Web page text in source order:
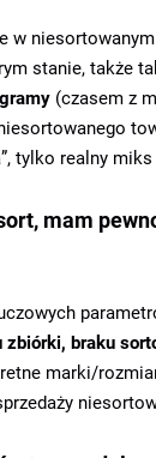
w
stanie, także
(czasem z
tylko realny
mam
braku
marki/